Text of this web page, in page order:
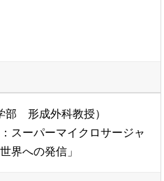
部 形成外科教授）
スーパーマイクロサージャ
界への発信」